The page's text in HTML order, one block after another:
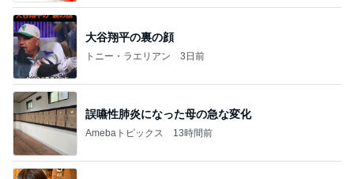
大谷翔平の裏の顔
トニー・ラエリアン 3日前
誤嚥性肺炎になった母の急な変化
Amebaトピックス 13時間前